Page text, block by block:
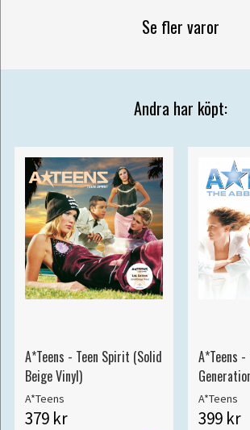
Se fler varor
Andra har köpt:
A*Teens - Teen Spirit (Solid
Beige Vinyl)
A*Teens
379 kr
A*Teens -
A*Teens
399 kr